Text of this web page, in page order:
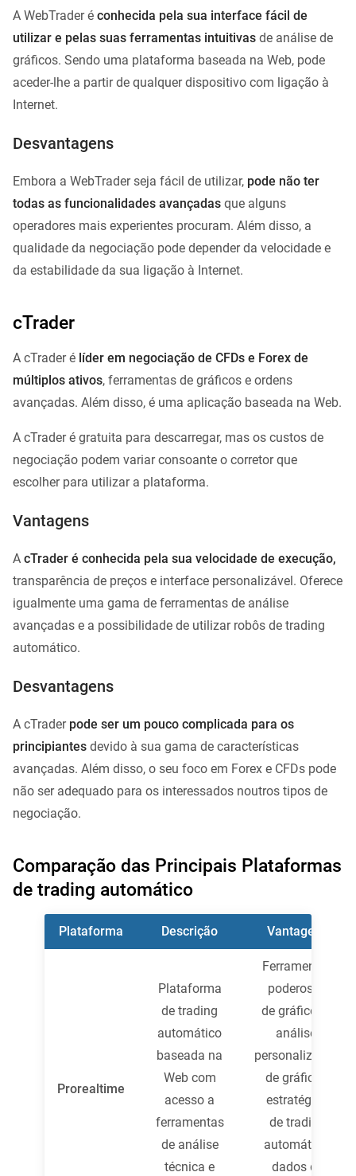
A WebTrader é conhecida pela sua interface fácil de
utilizar e pelas suas ferramentas intuitivas de análise de
gráficos. Sendo uma plataforma baseada na Web, pode
aceder-lhe a partir de qualquer dispositivo com ligação à
Internet.
Desvantagens
Embora a WebTrader seja fácil de utilizar, pode não ter
todas as funcionalidades avançadas que alguns
operadores mais experientes procuram. Além disso, a
qualidade da negociação pode depender da velocidade e
da estabilidade da sua ligação à Internet.
cTrader
A cTrader é líder em negociação de CFDs e Forex de
múltiplos ativos, ferramentas de gráficos e ordens
avançadas. Além disso, é uma aplicação baseada na Web.
A cTrader é gratuita para descarregar, mas os custos de
negociação podem variar consoante o corretor que
escolher para utilizar a plataforma.
Vantagens
A cTrader é conhecida pela sua velocidade de execução,
transparência de preços e interface personalizável. Oferece
igualmente uma gama de ferramentas de análise
avançadas e a possibilidade de utilizar robôs de trading
automático.
Desvantagens
A cTrader pode ser um pouco complicada para os
principiantes devido à sua gama de características
avançadas. Além disso, o seu foco em Forex e CFDs pode
não ser adequado para os interessados noutros tipos de
negociação.
Comparação das Principais Plataformas
de trading automático
Plataforma Descrição Vantagens
Prorealtime
Plataforma
de trading
automático
baseada na
Web com
acesso a
ferramentas
de análise
técnica e
Ferramentas
poderosas
de gráficos e
análise,
personalização
de gráficos,
estratégias
de trading
automático,
dados de